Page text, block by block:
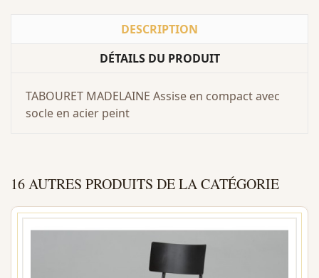
DESCRIPTION
DÉTAILS DU PRODUIT
TABOURET MADELAINE Assise en compact avec
socle en acier peint
16 AUTRES PRODUITS DE LA CATÉGORIE